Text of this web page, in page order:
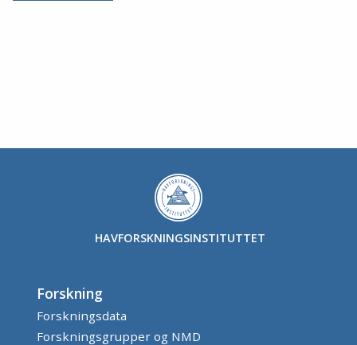
HAVFORSKNINGSINSTITUTTET
Forskning
Forskningsdata
Forskningsgrupper og NMD